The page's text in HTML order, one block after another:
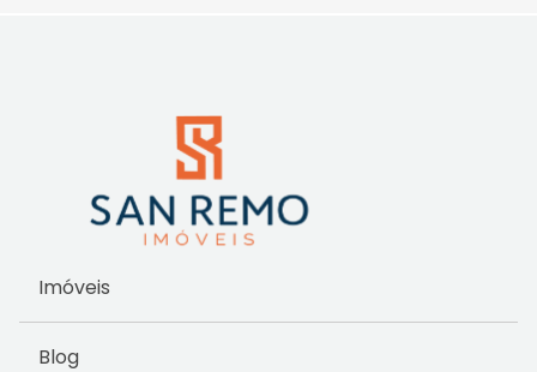
Imóveis
Blog